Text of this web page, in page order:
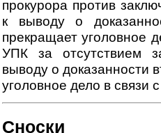
прокурора против
к выводу о
прекращает уголовное
УПК за отсутствием
выводу о доказанности
уголовное дело в связи
Сноски